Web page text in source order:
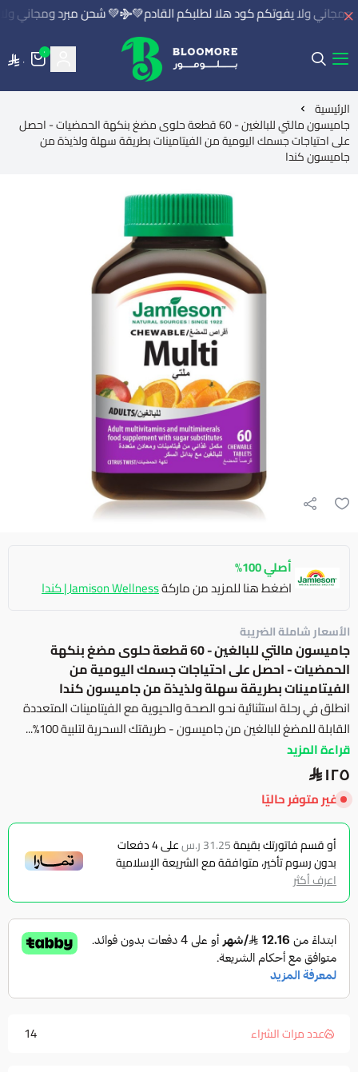
ولا يفوتكم كود هلا لطلبكم القادم💚 💚 شحن مبرد ومجاني ولا
بلومور | BLOOMORE
٠
٠
الرئيسية
جاميسون مالتي للبالغين - 60 قطعة حلوى مضغ بنكهة الحمضيات - احصل
على احتياجات جسمك اليومية من الفيتامينات بطريقة سهلة ولذيذة من
جاميسون كندا
أصلي 100%
اضغط هنا للمزيد من ماركةJamison Wellness | كندا
الأسعار شاملة الضريبة
جاميسون مالتي للبالغين - 60 قطعة حلوى مضغ بنكهة
الحمضيات - احصل على احتياجات جسمك اليومية من
الفيتامينات بطريقة سهلة ولذيذة من جاميسون كندا
انطلق في رحلة استثنائية نحو الصحة والحيوية مع الفيتامينات المتعددة
القابلة للمضغ للبالغين من جاميسون - طريقتك السحرية لتلبية 100%...
قراءة المزيد
١٢٥
غير متوفر حاليًا
أو قسم فاتورتك بقيمة31.25 ر.س على4دفعات
بدون رسوم تأخير، متوافقة مع الشريعة الإسلامية
اعرف أكثر
عدد مرات الشراء 14